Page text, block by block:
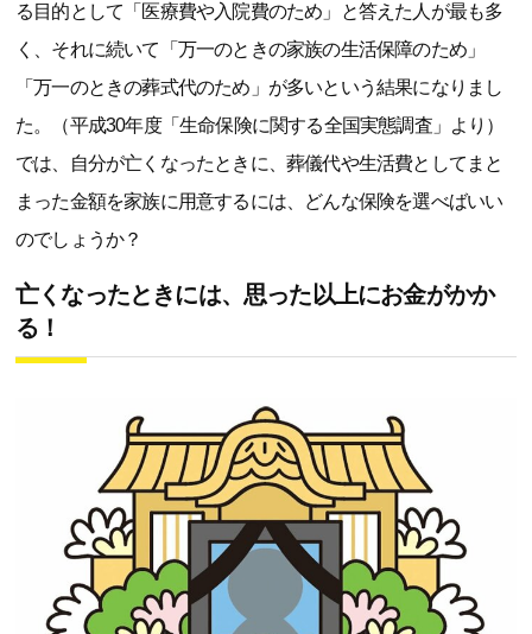
る目的として「医療費や入院費のため」と答えた人が最も多
く、それに続いて「万一のときの家族の生活保障のため」
「万一のときの葬式代のため」が多いという結果になりまし
た。（平成30年度「生命保険に関する全国実態調査」より）
では、自分が亡くなったときに、葬儀代や生活費としてまと
まった金額を家族に用意するには、どんな保険を選べばいい
のでしょうか？
亡くなったときには、思った以上にお金がかか
る！